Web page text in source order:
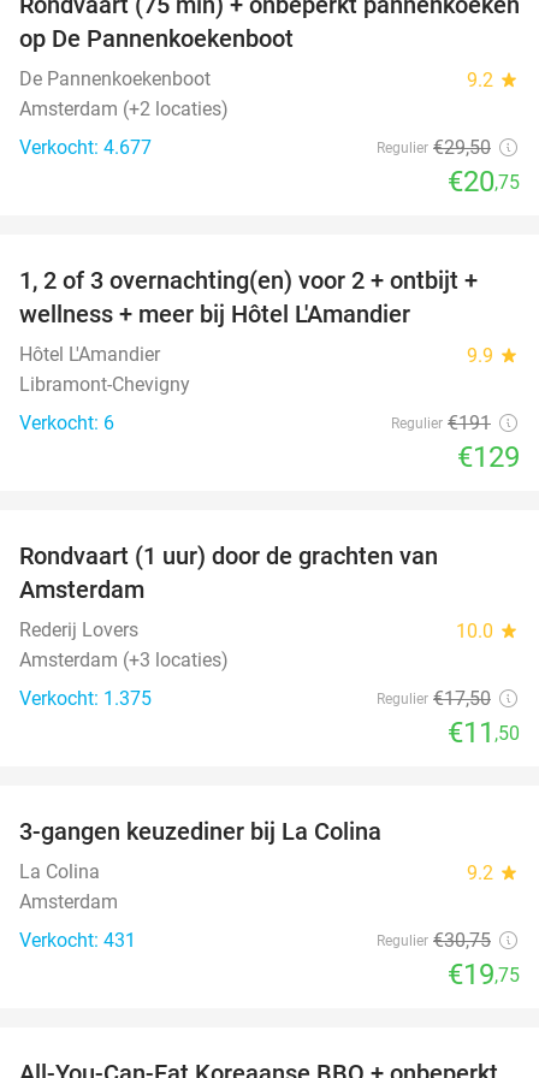
30%
op De Pannenkoekenboot
De Pannenkoekenboot 9.2 star
Amsterdam (+2 locaties)
Verkocht: 4.677
Regulier €29,50
€20,75
32%
TODAY
1, 2 of 3 overnachting(en) voor 2 + ontbijt +
wellness + meer bij Hôtel L'Amandier
Hôtel L'Amandier 9.9 star
Libramont-Chevigny
Verkocht: 6
Regulier €191
€129
Rondvaart (1 uur) door de grachten van
Amsterdam
Rederij Lovers 10.0 star
Amsterdam (+3 locaties)
Verkocht: 1.375
Regulier €17,50
€11 ,50
3-gangen keuzediner bij La Colina
La Colina 9.2 star
Amsterdam
Verkocht: 431
Regulier €30,75
€19,75